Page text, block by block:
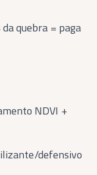
quebra = paga
NDVI +
defensivo